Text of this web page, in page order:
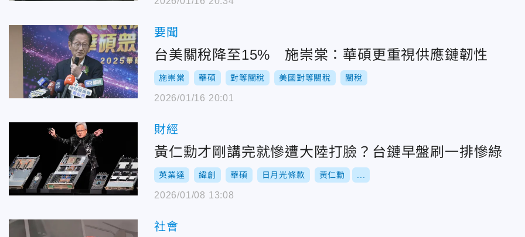
要聞
台美關稅降至15% 施崇棠：華碩更重視供應鏈韌性
施崇棠 華碩 對等關稅 美國對等關稅 關稅
2026/01/16 20:01
財經
黃仁勳才剛講完就慘遭大陸打臉？台鏈早盤刷一排慘綠
英業達 緯創 華碩 日月光條款 黃仁勳
2026/01/08 13:08
社會